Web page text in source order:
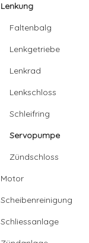
Lenkung
Faltenbalg
Lenkgetriebe
Lenkrad
Lenkschloss
Schleifring
Servopumpe
Zündschloss
Motor
Scheibenreinigung
Schliessanlage